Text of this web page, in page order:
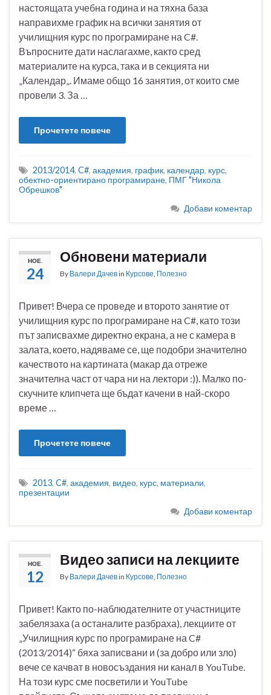
настоящата учебна година и на тяхна база
направихме график на всички занятия от
училищния курс по програмиране на C#.
Въпросните дати наслагахме, както сред
материалите на курса, така и в секцията ни
„Календар„. Имаме общо 16 занятия, от които сме
провели 3. За …
Прочетете повече
2013/2014, C#, академия, график, календар, курс,
обектно-ориентирано програмиране, ПМГ "Никола
Обрешков"
Добави коментар
НОЕ.
24
Обновени материали
By Валери Дачевin Курсове, Полезно
Привет! Вчера се проведе и второто занятие от
училищния курс по програмиране на C#, като този
път записвахме директно екрана, а не с камера в
залата, което, надяваме се, ще подобри значително
качеството на картината (макар да отреже
значителна част от чара ни на лектори :)). Малко по-
скучните клипчета ще бъдат качени в най-скоро
време …
Прочетете повече
2013, C#, академия, видео, курс, материали,
презентации
Добави коментар
НОЕ.
12
Видео записи на лекциите
By Валери Дачевin Курсове, Полезно
Привет! Както по-наблюдателните от участниците
забелязаха (а останалите разбраха), лекциите от
„Училищния курс по програмиране на C#
(2013/2014)“ бяха записвани и (за добро или зло)
вече се качват в новосъздания ни канал в YouTube.
На този курс сме посветили и YouTube